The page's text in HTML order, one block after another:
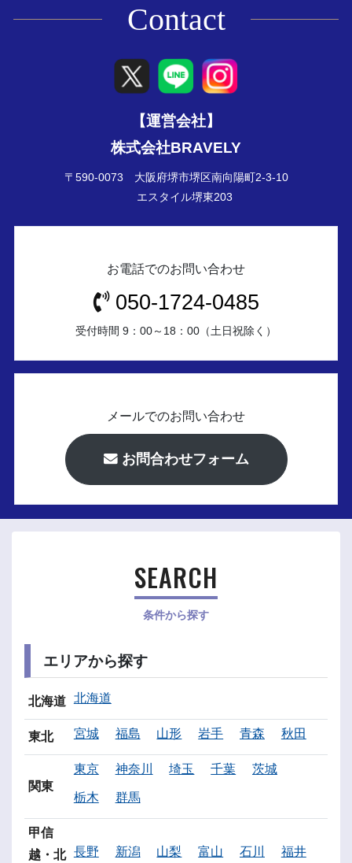
Contact
【運営会社】
株式会社BRAVELY
〒590-0073 大阪府堺市堺区南向陽町2-3-10
エスタイル堺東203
お電話でのお問い合わせ
050-1724-0485
受付時間 9：00～18：00（土日祝除く）
メールでのお問い合わせ
お問合わせフォーム
SEARCH
条件から探す
エリアから探す
北海道 北海道
東北 宮城 福島 山形 岩手 青森 秋田
関東
東京 神奈川 埼玉 千葉 茨城
栃木 群馬
甲信
越・北
長野 新潟 山梨 富山 石川 福井